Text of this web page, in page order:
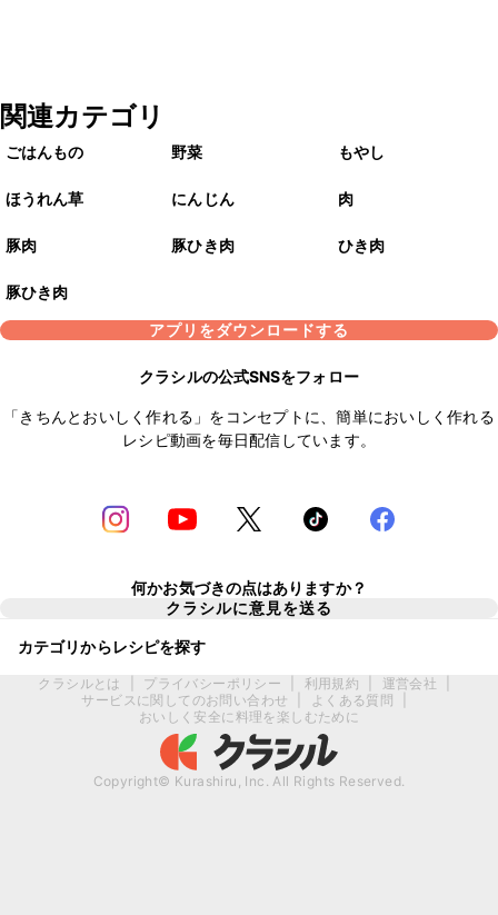
関連カテゴリ
ごはんもの 野菜 もやし
ほうれん草 にんじん 肉
豚肉 豚ひき肉 ひき肉
豚ひき肉
アプリをダウンロードする
クラシルの公式SNSをフォロー
「きちんとおいしく作れる」をコンセプトに、簡単においしく作れる
レシピ動画を毎日配信しています。
何かお気づきの点はありますか？
クラシルに意見を送る
カテゴリからレシピを探す
クラシルとは プライバシーポリシー 利用規約 運営会社
サービスに関してのお問い合わせ
よくある質問
おいしく安全に料理を楽しむために
Copyright© Kurashiru, Inc. All Rights Reserved.